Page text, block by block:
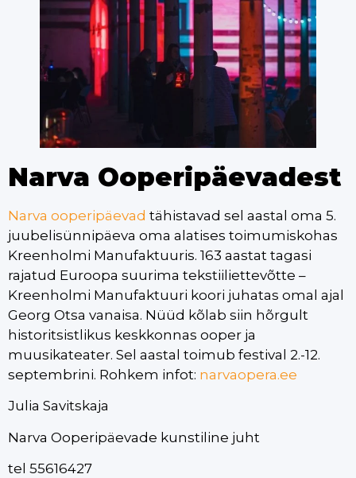
Narva Ooperipäevadest
Narva ooperipäevad tähistavad sel aastal oma 5.
juubelisünnipäeva oma alatises toimumiskohas
Kreenholmi Manufaktuuris. 163 aastat tagasi
rajatud Euroopa suurima tekstiiliettevõtte –
Kreenholmi Manufaktuuri koori juhatas omal ajal
Georg Otsa vanaisa. Nüüd kõlab siin hõrgult
historitsistlikus keskkonnas ooper ja
muusikateater. Sel aastal toimub festival 2.-12.
septembrini. Rohkem infot: narvaopera.ee
Julia Savitskaja
Narva Ooperipäevade kunstiline juht
tel 55616427